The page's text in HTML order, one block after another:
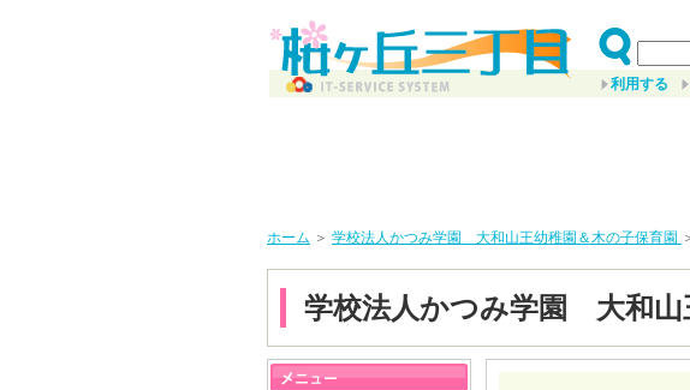
利用する
ホーム ＞ 学校法人かつみ学園 大和山王幼稚園＆木の子保育園
学校法人かつみ学園 大和山